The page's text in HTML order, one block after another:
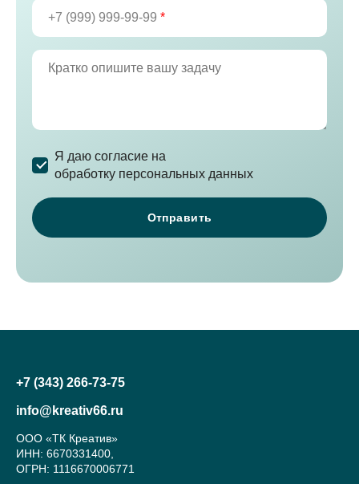
+7 (999) 999-99-99 *
Я даю согласие на
обработку персональных данных
+7 (343) 266-73-75
info@kreativ66.ru
ООО «ТК Креатив»
ИНН: 6670331400,
ОГРН: 1116670006771